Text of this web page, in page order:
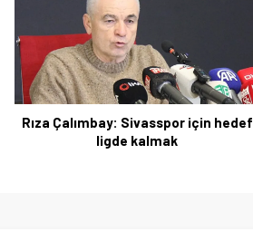
yeni gelişme: Ağbaba ile bağlantılar öne çıktı
Gelişmeler Özdeğerlendirme
Heybeliada Deniz Harp Okulu